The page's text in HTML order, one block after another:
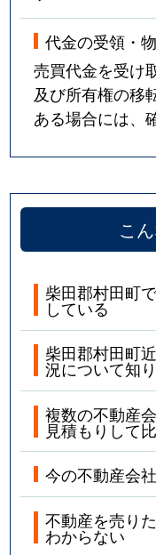
代金の受領・
売買代金を受け
及び所有権の移
ある場合には、
こ
柴田郡村田町
している
柴田郡村田町
況について知
複数の不動産
見積もりして
今の不動産会
不動産を売り
わからない